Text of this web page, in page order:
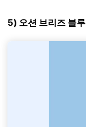
5) 오션 브리즈 블루